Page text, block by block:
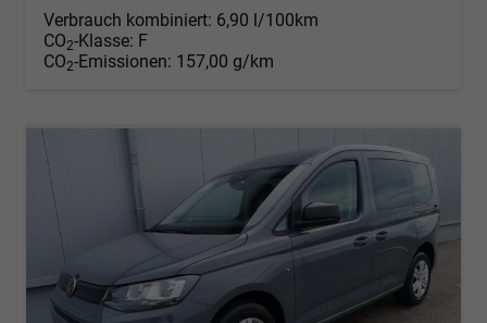
Verbrauch kombiniert: 6,90 l/100km
CO2-Klasse: F
CO2-Emissionen: 157,00 g/km